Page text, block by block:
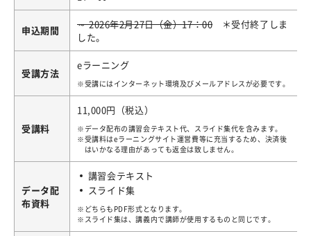
申込期間 ～ 2026年2月27日（金）17：00＊受付終了しま
した。
受講方法
eラーニング
受講にはインターネット環境及びメールアドレスが必要です。
受講料
11,000円（税込）
データ配布の講習会テキスト代、スライド集代を含みます。
受講料はeラーニングサイト運営費等に充当するため、決済後
はいかなる理由があっても返金は致しません。
データ配
布資料
講習会テキスト
スライド集
どちらもPDF形式となります。
スライド集は、講義内で講師が使用するものと同じです。